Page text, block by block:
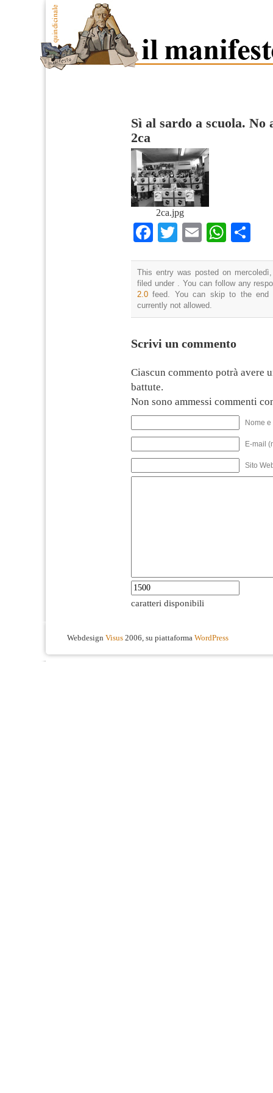
Sì al sardo a scuola.
2ca
2ca.jpg
Facebook
TwitterEmail
This entry was posted on
filed under . You can follow any
2.0 feed. You can skip to the end
currently not allowed.
Scrivi un commento
Ciascun commento potrà avere
battute.
Non sono ammessi commenti
Nome
E-mail
Sito
caratteri disponibili
Webdesign Visus 2006, su piattaforma WordPress